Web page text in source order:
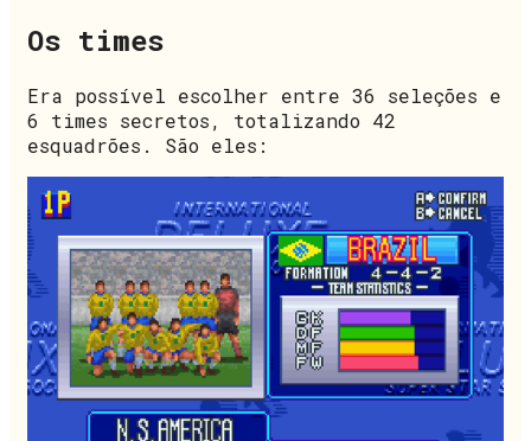
Os times
Era possível escolher entre 36 seleções e
6 times secretos, totalizando 42
esquadrões. São eles: